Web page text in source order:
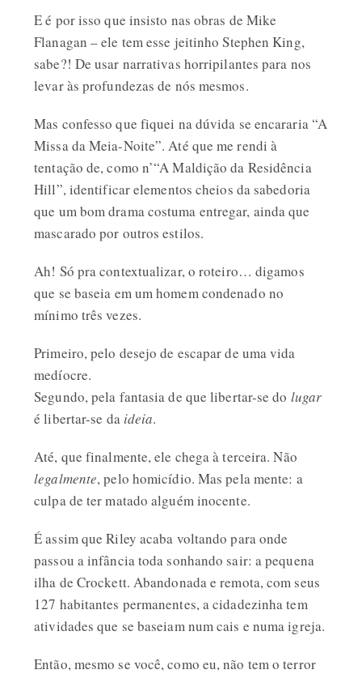
E é por isso que insisto nas obras de Mike
Flanagan – ele tem esse jeitinho Stephen King,
sabe?! De usar narrativas horripilantes para nos
levar às profundezas de nós mesmos.
Mas confesso que fiquei na dúvida se encararia “A
Missa da Meia-Noite”. Até que me rendi à
tentação de, como n’“A Maldição da Residência
Hill”, identificar elementos cheios da sabedoria
que um bom drama costuma entregar, ainda que
mascarado por outros estilos.
Ah! Só pra contextualizar, o roteiro… digamos
que se baseia em um homem condenado no
mínimo três vezes.
Primeiro, pelo desejo de escapar de uma vida
medíocre.
Segundo, pela fantasia de que libertar-se do lugar
é libertar-se da ideia.
Até, que finalmente, ele chega à terceira. Não
legalmente, pelo homicídio. Mas pela mente: a
culpa de ter matado alguém inocente.
É assim que Riley acaba voltando para onde
passou a infância toda sonhando sair: a pequena
ilha de Crockett. Abandonada e remota, com seus
127 habitantes permanentes, a cidadezinha tem
atividades que se baseiam num cais e numa igreja.
Então, mesmo se você, como eu, não tem o terror